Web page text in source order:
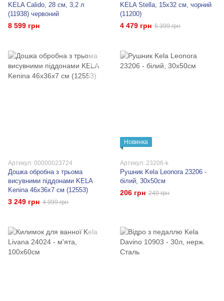
KELA Calido, 28 см, 3,2 л
(11938) червоний
8 599 грн
KELA Stella, 15х32 см, чорний
(11200)
4 479 грн 6 399 грн
Артикул: 00000023724
Дошка обробна з трьома
висувними піддонами KELA
Kenina 46х36х7 см (12553)
3 249 грн 4 999 грн
Новинка
Артикул: 23206-k
Рушник Kela Leonora 23206 -
білий, 30x50см
206 грн 249 грн